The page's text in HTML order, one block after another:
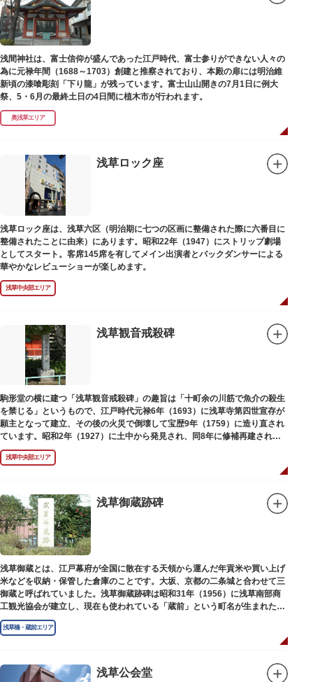
浅間神社は、富士信仰が盛んであった江戸時代、富士参りができない人々の
為に元禄年間（1688～1703）創建と推察されており、本殿の扉には明治維
新頃の漆喰彫刻「下り龍」が残っています。富士山山開きの7月1日に例大
祭、5・6月の最終土日の4日間に植木市が行われます。
奥浅草エリア
浅草ロック座
浅草ロック座は、浅草六区（明治期に七つの区画に整備された際に六番目に
整備されたことに由来）にあります。昭和22年（1947）にストリップ劇場
としてスタート。客席145席を有してメイン出演者とバックダンサーによる
華やかなレビューショーが楽しめます。
浅草中央部エリア
浅草観音戒殺碑
駒形堂の横に建つ「浅草観音戒殺碑」の趣旨は「十町余の川筋で魚介の殺生
を禁じる」というもので、江戸時代元禄6年（1693）に浅草寺第四世宣存が
願主となって建立、その後の火災で倒壊して宝歴9年（1759）に造り直され
ています。昭和2年（1927）に土中から発見され、同8年に修補再建された
碑がどちらのものであるかは不明です。
浅草中央部エリア
浅草御蔵跡碑
浅草御蔵とは、江戸幕府が全国に散在する天領から運んだ年貢米や買い上げ
米などを収納・保管した倉庫のことです。大坂、京都の二条城と合わせて三
御蔵と呼ばれていました。浅草御蔵跡碑は昭和31年（1956）に浅草南部商
工観光協会が建立し、現在も使われている「蔵前」という町名が生まれたの
は昭和9年（1934）のことです。
浅草橋・蔵前エリア
浅草公会堂